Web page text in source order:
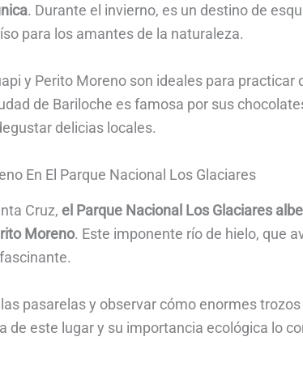
. Durante el invierno, es un destino de
para los amantes de la naturaleza.
y Perito Moreno son ideales para
de Bariloche es famosa por sus
delicias locales.
En El Parque Nacional Los Glaciares
Cruz, el Parque Nacional Los Glaciares
Moreno. Este imponente río de hielo, que
pasarelas y observar cómo enormes
de este lugar y su importancia ecológica lo